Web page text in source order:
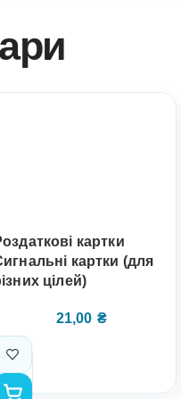
картки
картки (для
цілей)
21,00 ₴